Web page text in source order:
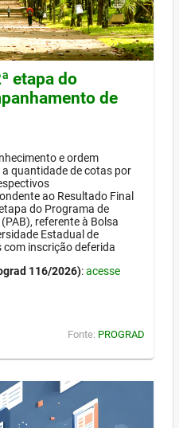
etapa do
de
e ordem
quantidade de cotas por
ao Resultado Final
do Programa de
referente à Bolsa
Estadual de
inscrição deferida
116/2026):acesse
Fonte: PROGRAD